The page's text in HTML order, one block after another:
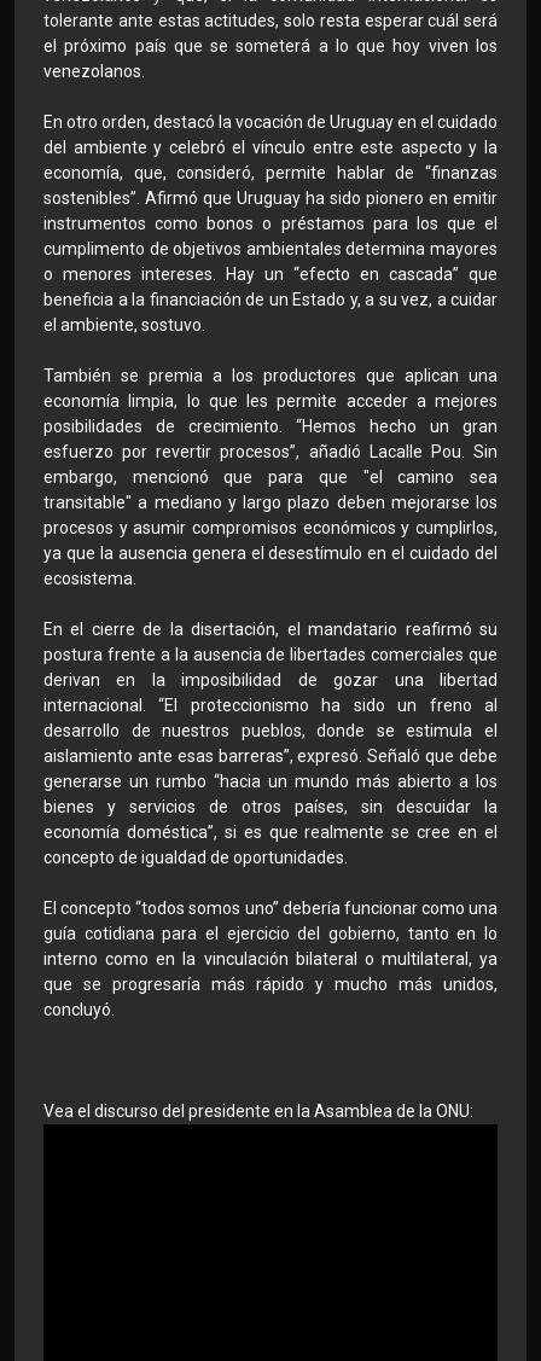
tolerante ante estas actitudes, solo resta esperar cuál será
el próximo país que se someterá a lo que hoy viven los
venezolanos.
En otro orden, destacó la vocación de Uruguay en el cuidado
del ambiente y celebró el vínculo entre este aspecto y la
economía, que, consideró, permite hablar de “finanzas
sostenibles”. Afirmó que Uruguay ha sido pionero en emitir
instrumentos como bonos o préstamos para los que el
cumplimento de objetivos ambientales determina mayores
o menores intereses. Hay un “efecto en cascada” que
beneficia a la financiación de un Estado y, a su vez, a cuidar
el ambiente, sostuvo.
También se premia a los productores que aplican una
economía limpia, lo que les permite acceder a mejores
posibilidades de crecimiento. “Hemos hecho un gran
esfuerzo por revertir procesos”, añadió Lacalle Pou. Sin
embargo, mencionó que para que "el camino sea
transitable" a mediano y largo plazo deben mejorarse los
procesos y asumir compromisos económicos y cumplirlos,
ya que la ausencia genera el desestímulo en el cuidado del
ecosistema.
En el cierre de la disertación, el mandatario reafirmó su
postura frente a la ausencia de libertades comerciales que
derivan en la imposibilidad de gozar una libertad
internacional. “El proteccionismo ha sido un freno al
desarrollo de nuestros pueblos, donde se estimula el
aislamiento ante esas barreras”, expresó. Señaló que debe
generarse un rumbo “hacia un mundo más abierto a los
bienes y servicios de otros países, sin descuidar la
economía doméstica”, si es que realmente se cree en el
concepto de igualdad de oportunidades.
El concepto “todos somos uno” debería funcionar como una
guía cotidiana para el ejercicio del gobierno, tanto en lo
interno como en la vinculación bilateral o multilateral, ya
que se progresaría más rápido y mucho más unidos,
concluyó.
Vea el discurso del presidente en la Asamblea de la ONU: